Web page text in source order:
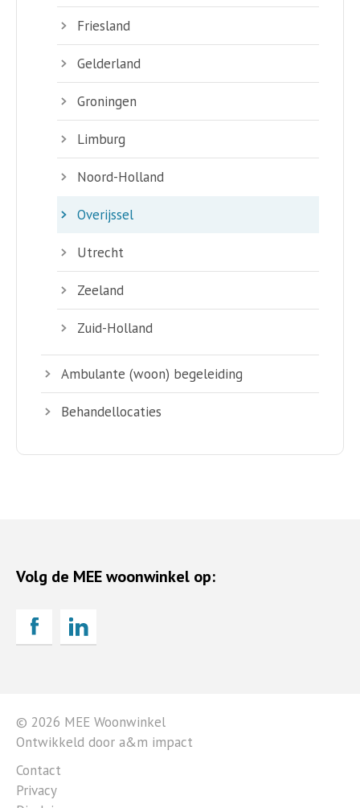
Friesland
Gelderland
Groningen
Limburg
Noord-Holland
Overijssel
Utrecht
Zeeland
Zuid-Holland
Ambulante (woon) begeleiding
Behandellocaties
Volg de MEE woonwinkel op:
© 2026 MEE Woonwinkel
Ontwikkeld door a&m impact
Contact
Privacy